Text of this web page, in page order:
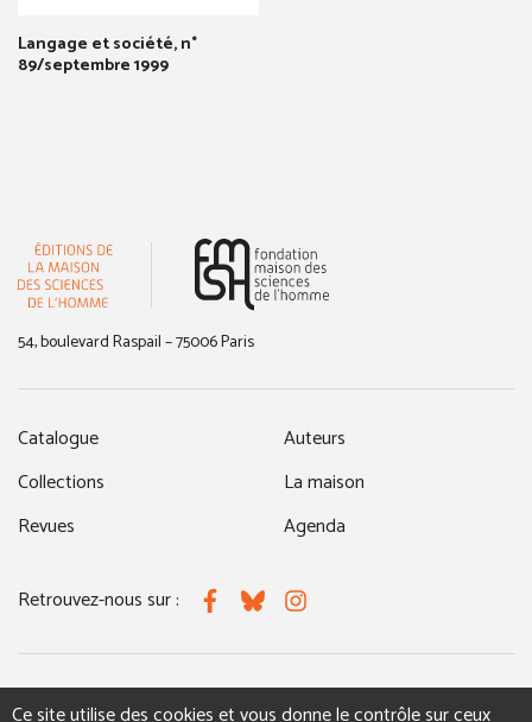
Langage et société, n°
89/septembre 1999
54, boulevard Raspail – 75006 Paris
Catalogue
Collections
Revues
Auteurs
La maison
Agenda
Retrouvez-nous sur : FacebookBlueskyInstagram
Ce site utilise des cookies et vous donne le contrôle sur ceux